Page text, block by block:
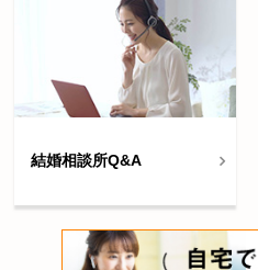
結婚相談所Q&A